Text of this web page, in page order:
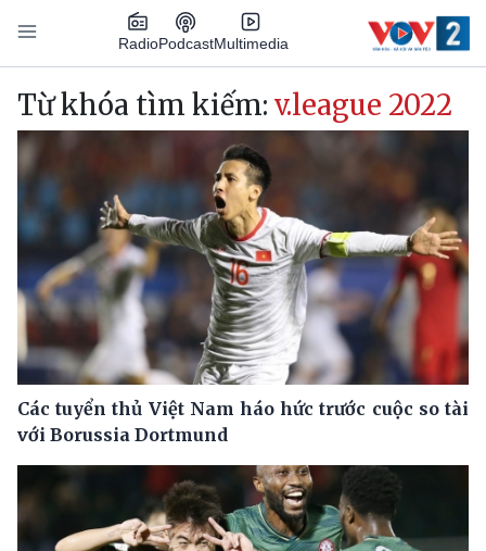
Nhảy đến nội dung
RadioPodcastMultimedia
Main navigation
Từ khóa tìm kiếm: v.league 2022
Các tuyển thủ Việt Nam háo hức trước cuộc so tài
với Borussia Dortmund